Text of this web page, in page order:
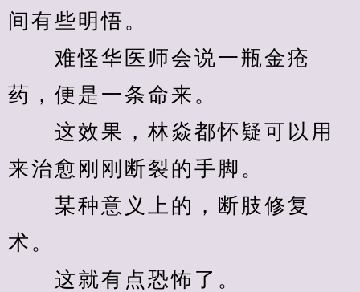
间有些明悟。
难怪华医师会说一瓶金疮
药，便是一条命来。
这效果，林焱都怀疑可以用
来治愈刚刚断裂的手脚。
某种意义上的，断肢修复
术。
这就有点恐怖了。